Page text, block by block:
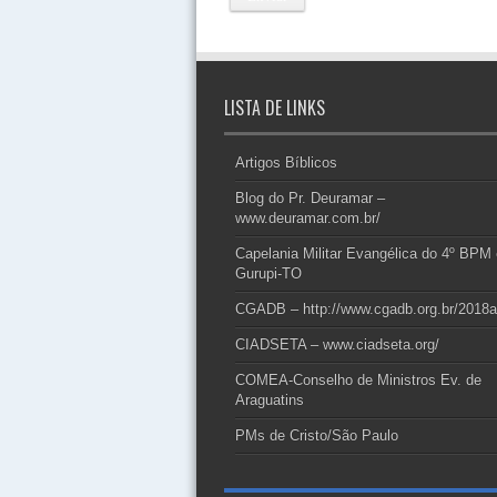
LISTA DE LINKS
Artigos Bíblicos
Blog do Pr. Deuramar –
www.deuramar.com.br/
Capelania Militar Evangélica do 4º BPM
Gurupi-TO
CGADB – http://www.cgadb.org.br/
CIADSETA – www.ciadseta.org/
COMEA-Conselho de Ministros Ev. de
Araguatins
PMs de Cristo/São Paulo